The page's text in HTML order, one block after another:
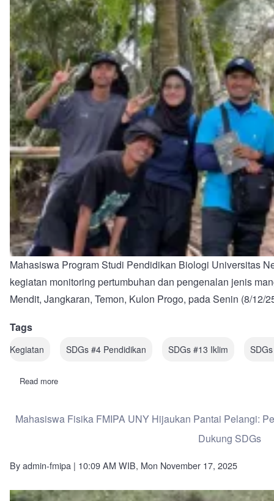
Mahasiswa Program Studi Pendidikan Biologi Universitas
kegiatan monitoring pertumbuhan dan pengenalan jenis
Mendit, Jangkaran, Temon, Kulon Progo, pada Senin (8/12/
Tags
Kegiatan SDGs #4 Pendidikan SDGs #13 Iklim
Read more
UNY
Pengenalan
Mangrove
di
Mahasiswa Fisika FMIPA UNY Hijaukan Pantai Pelangi:
Dukung SDGs
Byadmin-fmipa | 10:09 AM WIB, Mon November 17, 2025